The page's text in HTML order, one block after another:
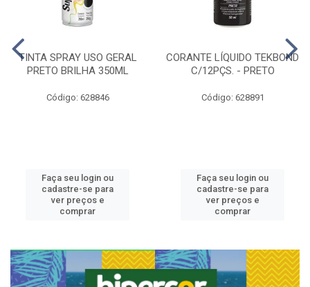
TINTA SPRAY USO GERAL
PRETO BRILHA 350ML
Código: 628846
Faça seu login ou
cadastre-se para
ver preços e
comprar
CORANTE LÍQUIDO TEKBOND
C/12PÇS. - PRETO
Código: 628891
Faça seu login ou
cadastre-se para
ver preços e
comprar